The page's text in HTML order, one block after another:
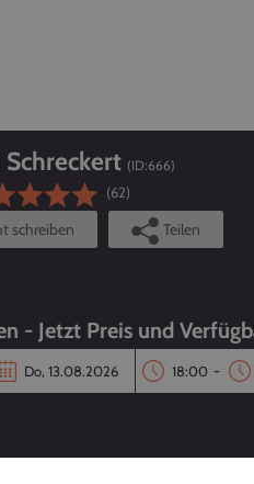
Schreckert (ID:666)
(62)
schreiben Teilen
- Jetzt Preis und
-